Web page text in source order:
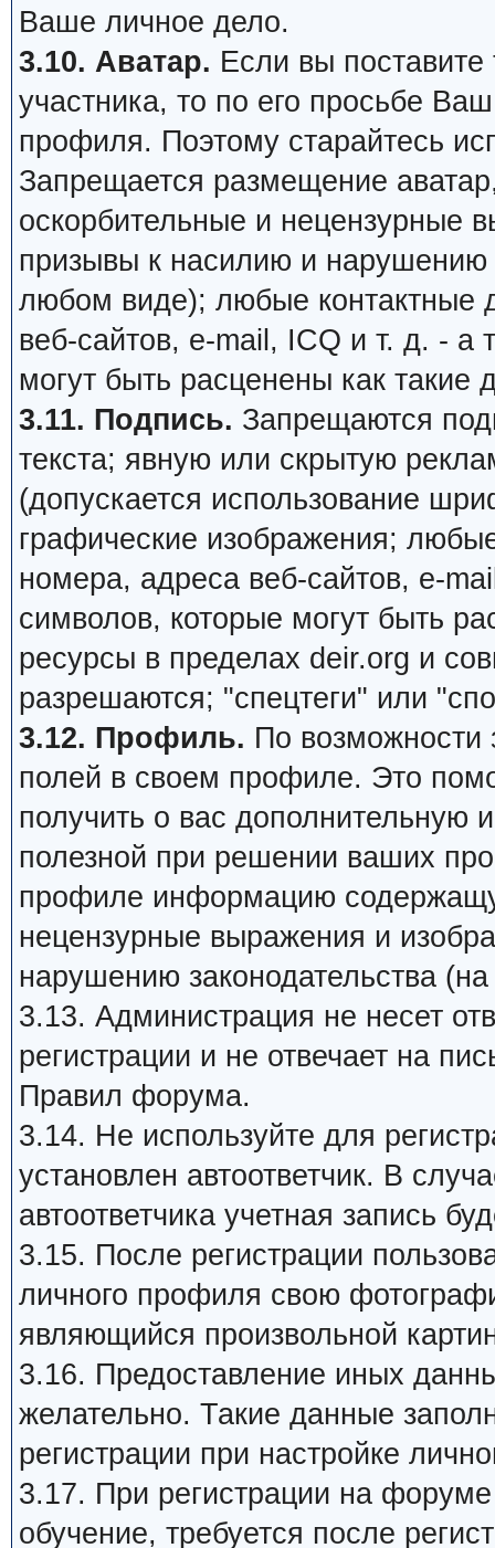
Ваше личное дело.
3.10. Аватар. Если вы поставите
участника, то по его просьбе
профиля. Поэтому старайтесь
Запрещается размещение
оскорбительные и нецензурные
призывы к насилию и нарушению
любом виде); любые контактные
веб-сайтов, e-mail, ICQ и т. д. - а
могут быть расценены как
3.11. Подпись. Запрещаются
текста; явную или скрытую
(допускается использование
графические изображения;
номера, адреса веб-сайтов, e-
символов, которые могут быть
ресурсы в пределах deir.org и
разрешаются; "спецтеги" или
3.12. Профиль. По возможности
полей в своем профиле. Это
получить о вас дополнительную
полезной при решении ваших
профиле информацию
нецензурные выражения и
нарушению законодательства
3.13. Администрация не несет
регистрации и не отвечает на
Правил форума.
3.14. Не используйте для
установлен автоответчик. В
автоответчика учетная запись
3.15. После регистрации
личного профиля свою
являющийся произвольной
3.16. Предоставление иных
желательно. Такие данные
регистрации при настройке
3.17. При регистрации на
обучение, требуется после